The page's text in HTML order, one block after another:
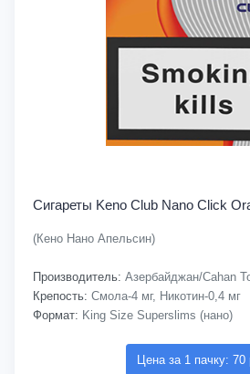
Сигареты Keno Club Nano Click
(Кено Нано Апельсин)
Производитель: Азербайджан/Cahan
Крепость: Смола-4 мг, Никотин-0,4 мг
Формат: King Size Superslims (нано)
Цена за 1 пачку: 70